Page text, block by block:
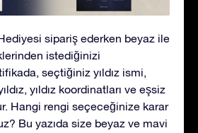
sipariş ederken beyaz ile
istediğinizi
seçtiğiniz yıldız ismi,
yıldız koordinatları ve eşsiz
Hangi rengi seçeceğinize karar
Bu yazıda size beyaz ve mavi